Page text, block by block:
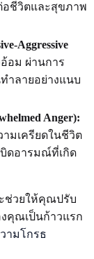
อชีวิตและสุขภาพ
Aggressive
อม ผ่านการ
ำลายอย่างแนบ
Anger):
มเครียดในชีวิต
บิดอารมณ์ที่เกิด
ช่วยให้คุณปรับ
คุณเป็นก้าวแรก
ามโกรธ